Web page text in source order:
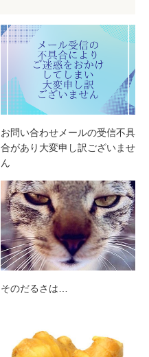
お問い合わせメールの受信不具
合があり大変申し訳ございませ
ん
そのだるさは…